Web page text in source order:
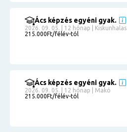
Ács képzés egyéni gyak.
2026. 09. 05. | 12 hónap | Kiskunhalas
215.000Ft/félév-tól
Ács képzés egyéni gyak.
2026. 09. 05. | 12 hónap | Makó
215.000Ft/félév-tól